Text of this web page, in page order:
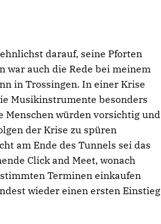
darauf, seine Pforten
war auch die Rede bei meinem
in Trossingen. In einer Krise
Musikinstrumente besonders
Menschen würden vorsichtig und
der Krise zu spüren
am Ende des Tunnels sei das
Click and Meet, wonach
Terminen einkaufen
wieder einen ersten Einstieg